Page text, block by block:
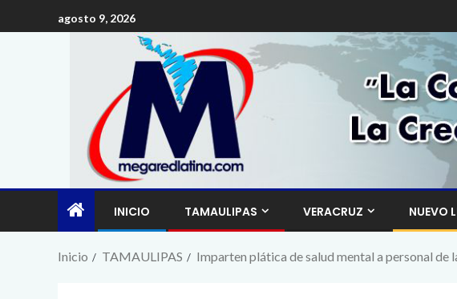
agosto 9, 2026
INICIO TAMAULIPAS VERACRUZ NUEVO
Inicio TAMAULIPAS Imparten plática de salud mental a personal de